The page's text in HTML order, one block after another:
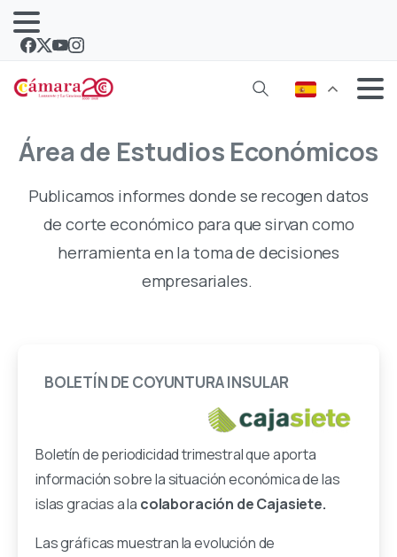
Área de Estudios Económicos
Publicamos informes donde se recogen datos
de corte económico para que sirvan como
herramienta en la toma de decisiones
empresariales.
BOLETÍN DE COYUNTURAINSULAR
Boletín de periodicidad trimestral que aporta
información sobre la situación económica de las
islas gracias a la colaboración de Cajasiete.
Las gráficas muestran la evolución de